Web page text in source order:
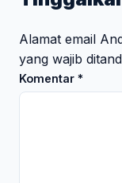
Alamat email
yang wajib
Komentar *